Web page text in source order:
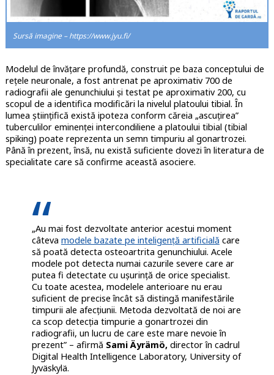
Sursă imagine – https://www.jyu.fi/
Modelul de învățare profundă, construit pe baza conceptului de
rețele neuronale, a fost antrenat pe aproximativ 700 de
radiografii ale genunchiului și testat pe aproximativ 200, cu
scopul de a identifica modificări la nivelul platoului tibial. În
lumea științifică există ipoteza conform căreia „ascuțirea”
tuberculilor eminenței intercondiliene a platoului tibial (tibial
spiking) poate reprezenta un semn timpuriu al gonartrozei.
Până în prezent, însă, nu există suficiente dovezi în literatura de
specialitate care să confirme această asociere.
„Au mai fost dezvoltate anterior acestui moment
câteva modele bazate pe inteligență artificială care
să poată detecta osteoartrita genunchiului. Acele
modele pot detecta numai cazurile severe care ar
putea fi detectate cu ușurință de orice specialist.
Cu toate acestea, modelele anterioare nu erau
suficient de precise încât să distingă manifestările
timpurii ale afecțiunii. Metoda dezvoltată de noi are
ca scop detecția timpurie a gonartrozei din
radiografii, un lucru de care este mare nevoie în
prezent” – afirmă Sami Äyrämö,director în cadrul
Digital Health Intelligence Laboratory, University of
Jyväskylä.